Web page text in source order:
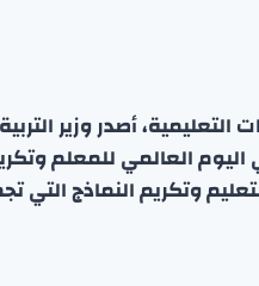
أصدر وزير
اليوم العالمي للمعلم
وتكريم النماذج التي